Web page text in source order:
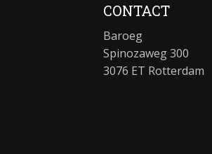
CONTACT
Baroeg
Spinozaweg 300
3076 ET Rotterdam